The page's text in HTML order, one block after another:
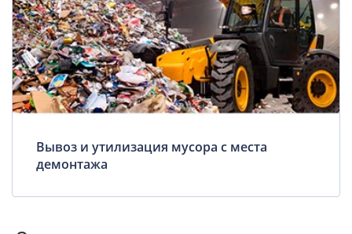
Вывоз и утилизация мусора с места
демонтажа